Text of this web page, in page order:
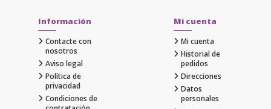
Información
Contacte con
nosotros
Aviso legal
Política de
privacidad
Condiciones de
Mi cuenta
Mi cuenta
Historial de
pedidos
Direcciones
Datos
personales